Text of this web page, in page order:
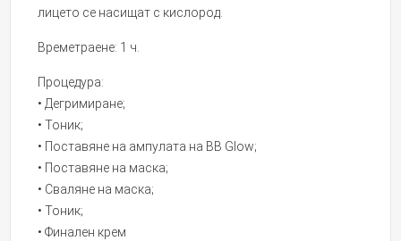
лицето се насищат с кислород.
Времетраене: 1 ч.
Процедура:
• Дегримиране;
• Тоник;
• Поставяне на ампулата на BB Glow;
• Поставяне на маска;
• Сваляне на маска;
• Тоник;
• Финален крем